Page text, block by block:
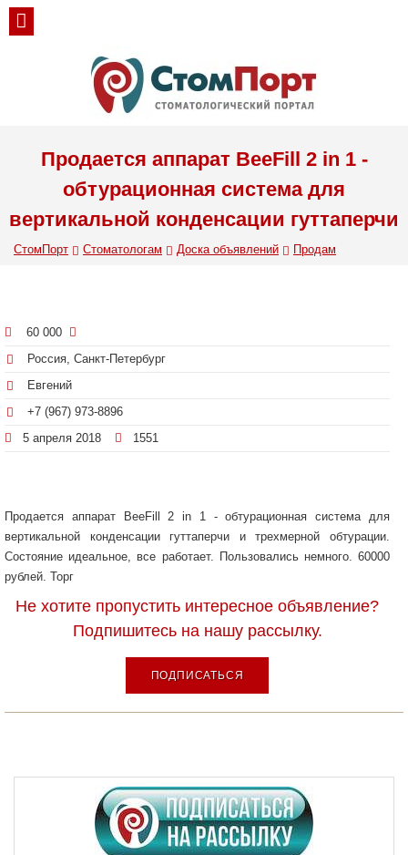
Продается аппарат BeeFill 2 in 1 -
обтурационная система для
вертикальной конденсации гуттаперчи
СтомПорт Стоматологам Доска объявлений Продам
60 000
Россия, Санкт-Петербург
Евгений
+7 (967) 973-8896
5 апреля 2018
1551
Продается аппарат BeeFill 2 in 1 - обтурационная система для
вертикальной конденсации гуттаперчи и трехмерной обтурации.
Состояние идеальное, все работает. Пользовались немного. 60000
рублей. Торг
Не хотите пропустить интересное объявление?
Подпишитесь на нашу рассылку.
ПОДПИСАТЬСЯ